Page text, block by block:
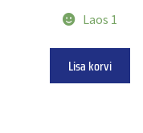
Laos 1
Lisa korvi